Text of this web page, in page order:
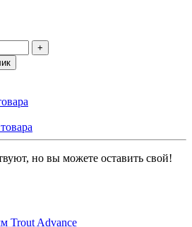
+
но вы можете оставить свой!